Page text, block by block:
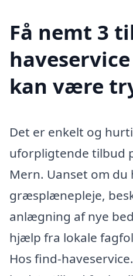
Få nemt 3
kan være
Det er enkelt og
uforpligtende tilbud
Mern. Uanset om
græsplænepleje,
anlægning af nye
hjælp fra lokale
Hos find-